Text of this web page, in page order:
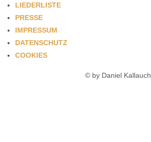
LIEDERLISTE
PRESSE
IMPRESSUM
DATENSCHUTZ
COOKIES
© by Daniel Kallauch